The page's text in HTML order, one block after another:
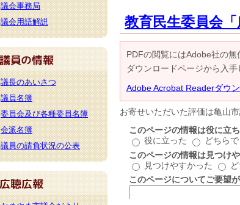
教育民生委員会
PDFの閲覧にはAdobe社の
ダウンロードページから入手
Adobe Acrobat Readerダウ
議会事務局
議会用語解説
議長のあいさつ
議員名簿
委員会及び各種委員名簿
会派名簿
議員の請負状況の公表